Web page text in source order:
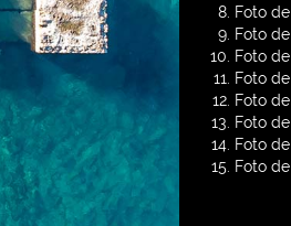
Foto de
Foto de
Foto de
Foto de
Foto de
Foto de
Foto de
Foto de